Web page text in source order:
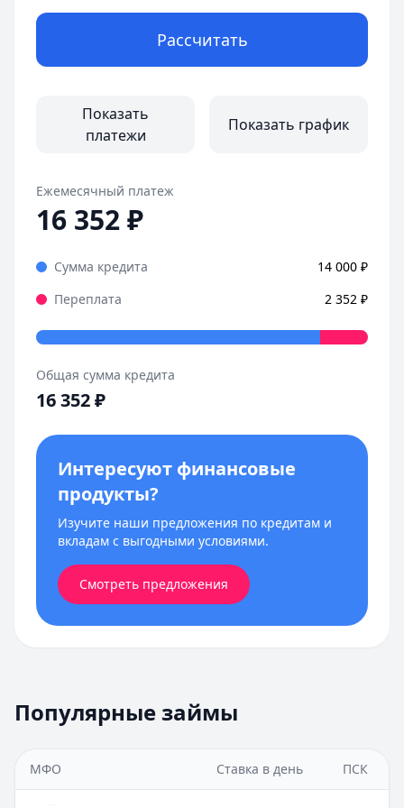
Рассчитать
Показать
платежи
Показать график
Ежемесячный платеж
16 352₽
Сумма кредита 14 000 ₽
Переплата
2 352 ₽
Общая сумма кредита
16 352₽
Интересуют финансовые
продукты?
Изучите наши предложения по кредитам и
вкладам с выгодными условиями.
Смотреть предложения
Популярные займы
МФО Ставка в день ПСК